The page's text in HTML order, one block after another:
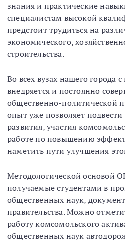
знания и практические
специалистам высокой
предстоит трудиться на
экономического,
строительства.
Во всех вузах нашего города
внедряется и постоянно
общественно-политической
опыт уже позволяет
развития, участия
работе по повышению
наметить пути улучшения
Методологической основой
получаемые студентами в
общественных наук,
правительства. Можно
работу комсомольского
общественных наук